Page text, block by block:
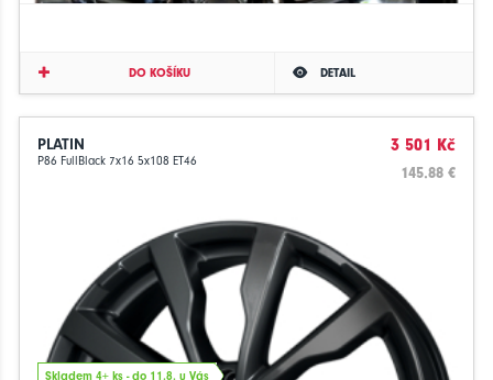
DO KOŠÍKU DETAIL
PLATIN
P86 FullBlack 7x16 5x108 ET46
3 501 Kč
145.88 €
Skladem 4+ ks - do 11.8. u Vás